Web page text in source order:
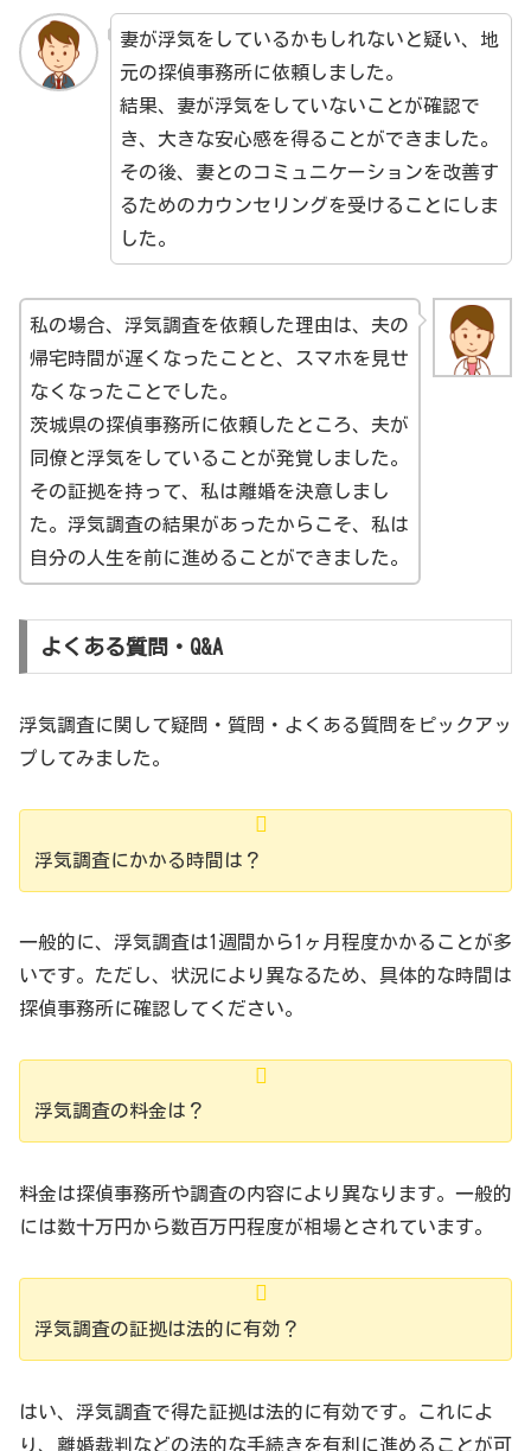
妻が浮気をしているかもしれないと疑い、地
元の探偵事務所に依頼しました。
結果、妻が浮気をしていないことが確認で
き、大きな安心感を得ることができました。
その後、妻とのコミュニケーションを改善す
るためのカウンセリングを受けることにしま
した。
私の場合、浮気調査を依頼した理由は、夫の
帰宅時間が遅くなったことと、スマホを見せ
なくなったことでした。
茨城県の探偵事務所に依頼したところ、夫が
同僚と浮気をしていることが発覚しました。
その証拠を持って、私は離婚を決意しまし
た。浮気調査の結果があったからこそ、私は
自分の人生を前に進めることができました。
よくある質問・Q&A
浮気調査に関して疑問・質問・よくある質問をピックアッ
プしてみました。
浮気調査にかかる時間は？
一般的に、浮気調査は1週間から1ヶ月程度かかることが多
いです。ただし、状況により異なるため、具体的な時間は
探偵事務所に確認してください。
浮気調査の料金は？
料金は探偵事務所や調査の内容により異なります。一般的
には数十万円から数百万円程度が相場とされています。
浮気調査の証拠は法的に有効？
はい、浮気調査で得た証拠は法的に有効です。これによ
り、離婚裁判などの法的な手続きを有利に進めることが可